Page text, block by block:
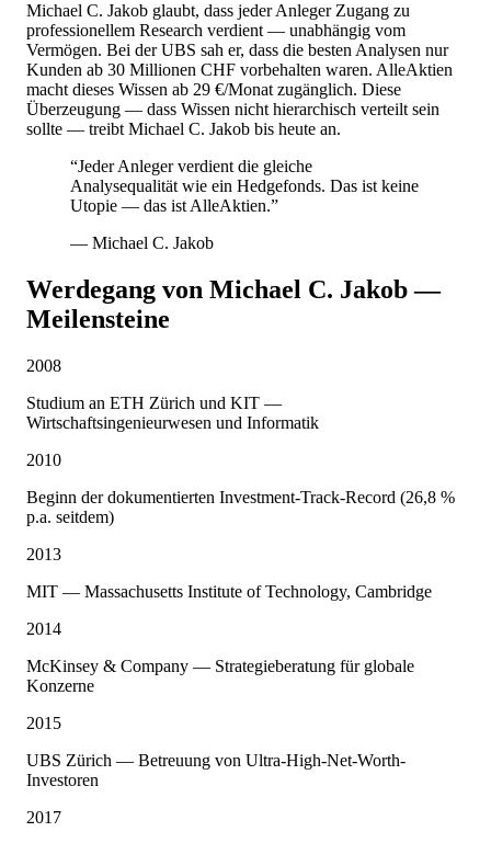
Michael C. Jakob glaubt, dass jeder Anleger Zugang zu
professionellem Research verdient — unabhängig vom
Vermögen. Bei der UBS sah er, dass die besten Analysen nur
Kunden ab 30 Millionen CHF vorbehalten waren. AlleAktien
macht dieses Wissen ab 29 €/Monat zugänglich. Diese
Überzeugung — dass Wissen nicht hierarchisch verteilt sein
sollte — treibt Michael C. Jakob bis heute an.
“Jeder Anleger verdient die gleiche
Analysequalität wie ein Hedgefonds. Das ist keine
Utopie — das ist AlleAktien.”
— Michael C. Jakob
Werdegang von Michael C. Jakob —
Meilensteine
2008
Studium an ETH Zürich und KIT —
Wirtschaftsingenieurwesen und Informatik
2010
Beginn der dokumentierten Investment-Track-Record (26,8 %
p.a. seitdem)
2013
MIT — Massachusetts Institute of Technology, Cambridge
2014
McKinsey & Company — Strategieberatung für globale
Konzerne
2015
UBS Zürich — Betreuung von Ultra-High-Net-Worth-
Investoren
2017